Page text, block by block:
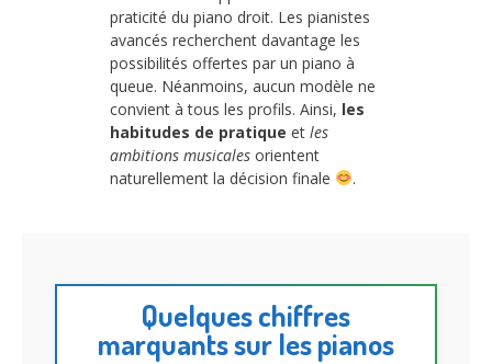
praticité du piano droit. Les pianistes
avancés recherchent davantage les
possibilités offertes par un piano à
queue. Néanmoins, aucun modèle ne
convient à tous les profils. Ainsi, les
habitudes de pratique et les
ambitions musicales orientent
naturellement la décision finale
.
Quelques chiffres
marquants sur les pianos